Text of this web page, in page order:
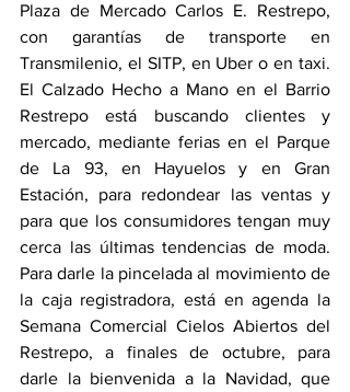
Plaza de Mercado Carlos E. Restrepo,
con garantías de transporte en
Transmilenio, el SITP, en Uber o en taxi.
El Calzado Hecho a Mano en el Barrio
Restrepo está buscando clientes y
mercado, mediante ferias en el Parque
de La 93, en Hayuelos y en Gran
Estación, para redondear las ventas y
para que los consumidores tengan muy
cerca las últimas tendencias de moda.
Para darle la pincelada al movimiento de
la caja registradora, está en agenda la
Semana Comercial Cielos Abiertos del
Restrepo, a finales de octubre, para
darle la bienvenida a la Navidad, que